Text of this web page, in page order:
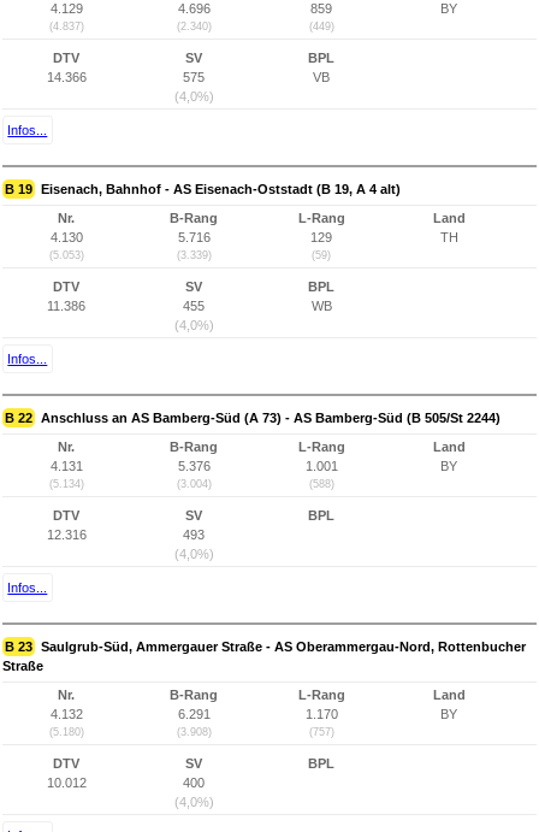
4.129
(4.837)
4.696
(2.340)
859
(449)
BY
DTV
14.366
SV
575
(4,0%)
BPL
VB
Infos...
B 19 Eisenach, Bahnhof - AS Eisenach-Oststadt (B 19, A 4 alt)
Nr.
4.130
(5.053)
B-Rang
5.716
(3.339)
L-Rang
129
(59)
Land
TH
DTV
11.386
SV
455
(4,0%)
BPL
WB
Infos...
B 22 Anschluss an AS Bamberg-Süd (A 73) - AS Bamberg-Süd (B 505/St 2244)
Nr.
4.131
(5.134)
B-Rang
5.376
(3.004)
L-Rang
1.001
(588)
Land
BY
DTV
12.316
SV
493
(4,0%)
BPL
Infos...
B 23 Saulgrub-Süd, Ammergauer Straße - AS Oberammergau-Nord, Rottenbucher
Straße
Nr.
4.132
(5.180)
B-Rang
6.291
(3.908)
L-Rang
1.170
(757)
Land
BY
DTV
10.012
SV
400
(4,0%)
BPL